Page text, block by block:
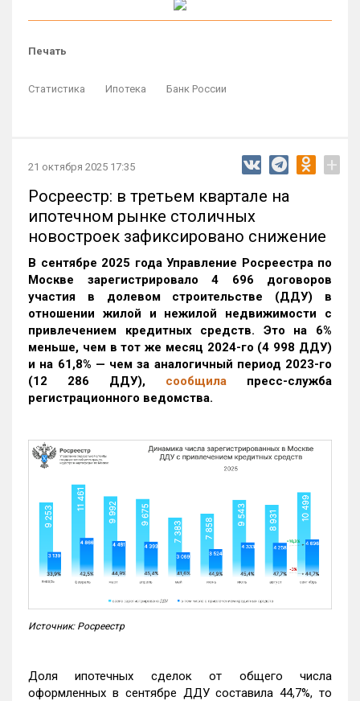
Печать
Статистика Ипотека Банк России
21 октября 2025 17:35 +
Росреестр: в третьем квартале на
ипотечном рынке столичных
новостроек зафиксировано снижение
В сентябре 2025 года Управление Росреестра по
Москве зарегистрировало 4 696 договоров
участия в долевом строительстве (ДДУ) в
отношении жилой и нежилой недвижимости с
привлечением кредитных средств. Это на 6%
меньше, чем в тот же месяц 2024-го (4 998 ДДУ)
и на 61,8% — чем за аналогичный период 2023-го
(12 286 ДДУ), сообщила пресс-служба
регистрационного ведомства.
Источник: Росреестр
Доля ипотечных сделок от общего числа
оформленных в сентябре ДДУ составила 44,7%, то